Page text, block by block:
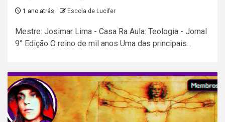
1 ano atrás Escola de Lucifer
Mestre: Josimar Lima - Casa Ra Aula: Teologia - Jornal
9° Edição O reino de mil anos Uma das principais...